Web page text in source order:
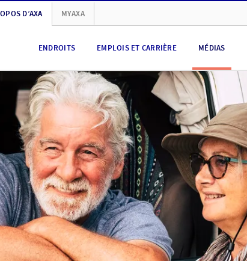
D’AXA MYAXA
ENDROITS EMPLOIS ET CARRIÈRE MÉDIAS